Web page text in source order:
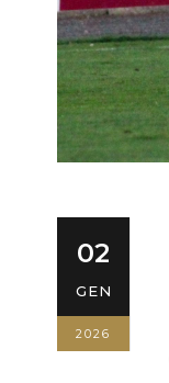
02
GEN
2026